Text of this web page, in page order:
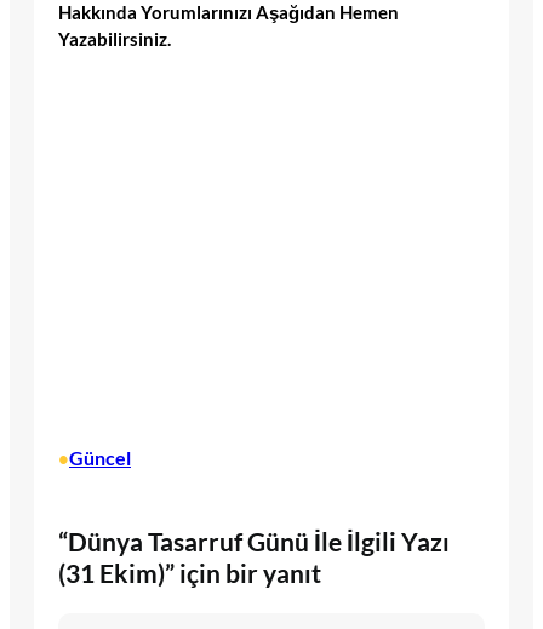
Hakkında Yorumlarınızı Aşağıdan Hemen
Yazabilirsiniz.
•Güncel
“Dünya Tasarruf Günü İle İlgili Yazı
(31 Ekim)” için bir yanıt